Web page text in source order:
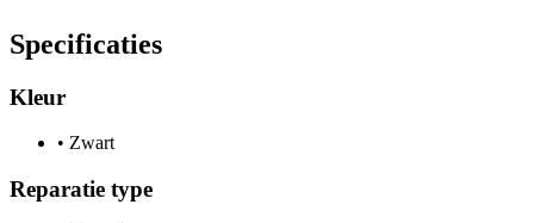
Specificaties
Kleur
• Zwart
Reparatie type